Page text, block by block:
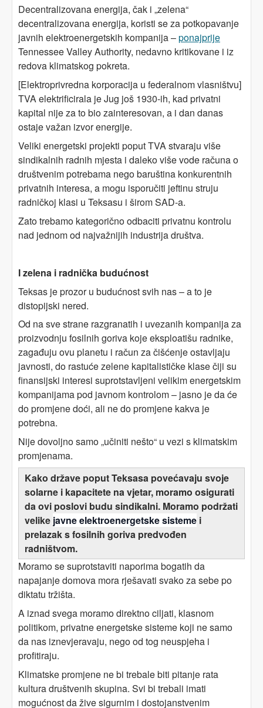
Decentralizovana energija, čak i „zelena“
decentralizovana energija, koristi se za potkopavanje
javnih elektroenergetskih kompanija –ponajprije
Tennessee Valley Authority, nedavno kritikovane i iz
redova klimatskog pokreta.
[Elektroprivredna korporacija u federalnom vlasništvu]
TVA elektrificirala je Jug još 1930-ih, kad privatni
kapital nije za to bio zainteresovan, a i dan danas
ostaje važan izvor energije.
Veliki energetski projekti poput TVA stvaraju više
sindikalnih radnih mjesta i daleko više vode računa o
društvenim potrebama nego baruština konkurentnih
privatnih interesa, a mogu isporučiti jeftinu struju
radničkoj klasi u Teksasu i širom SAD-a.
Zato trebamo kategorično odbaciti privatnu kontrolu
nad jednom od najvažnijih industrija društva.
I zelena i radnička budućnost
Teksas je prozor u budućnost svih nas – a to je
distopijski nered.
Od na sve strane razgranatih i uvezanih kompanija za
proizvodnju fosilnih goriva koje eksploatišu radnike,
zagađuju ovu planetu i račun za čišćenje ostavljaju
javnosti, do rastuće zelene kapitalističke klase čiji su
finansijski interesi suprotstavljeni velikim energetskim
kompanijama pod javnom kontrolom – jasno je da će
do promjene doći, ali ne do promjene kakva je
potrebna.
Nije dovoljno samo „učiniti nešto“ u vezi s klimatskim
promjenama.
Kako države poput Teksasa povećavaju svoje
solarne i kapacitete na vjetar, moramo osigurati
da ovi poslovi budu sindikalni. Moramo podržati
velike javne elektroenergetske sisteme i
prelazak s fosilnih goriva predvođen
radništvom.
Moramo se suprotstaviti naporima bogatih da
napajanje domova mora rješavati svako za sebe po
diktatu tržišta.
A iznad svega moramo direktno ciljati, klasnom
politikom, privatne energetske sisteme koji ne samo
da nas iznevjeravaju, nego od tog neuspjeha i
profitiraju.
Klimatske promjene ne bi trebale biti pitanje rata
kultura društvenih skupina. Svi bi trebali imati
mogućnost da žive sigurnim i dostojanstvenim